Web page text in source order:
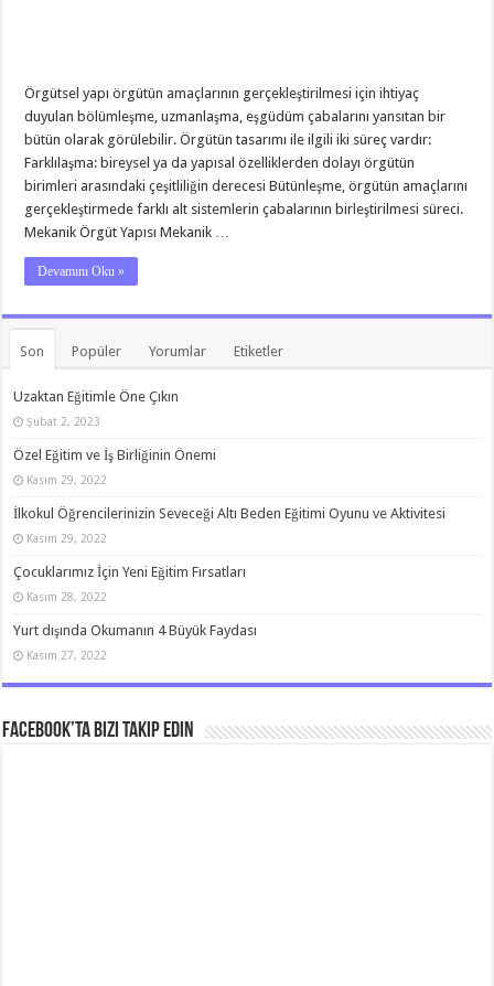
Örgütsel yapı örgütün amaçlarının gerçekleştirilmesi için ihtiyaç
duyulan bölümleşme, uzmanlaşma, eşgüdüm çabalarını yansıtan bir
bütün olarak görülebilir. Örgütün tasarımı ile ilgili iki süreç vardır:
Farklılaşma: bireysel ya da yapısal özelliklerden dolayı örgütün
birimleri arasındaki çeşitliliğin derecesi Bütünleşme, örgütün amaçlarını
gerçekleştirmede farklı alt sistemlerin çabalarının birleştirilmesi süreci.
Mekanik Örgüt Yapısı Mekanik …
Devamını Oku »
Son Popüler Yorumlar Etiketler
Uzaktan Eğitimle Öne Çıkın
Şubat 2, 2023
Özel Eğitim ve İş Birliğinin Önemi
Kasım 29, 2022
İlkokul Öğrencilerinizin Seveceği Altı Beden Eğitimi Oyunu ve Aktivitesi
Kasım 29, 2022
Çocuklarımız İçin Yeni Eğitim Fırsatları
Kasım 28, 2022
Yurt dışında Okumanın 4 Büyük Faydası
Kasım 27, 2022
Facebook’ta bizi takip edin